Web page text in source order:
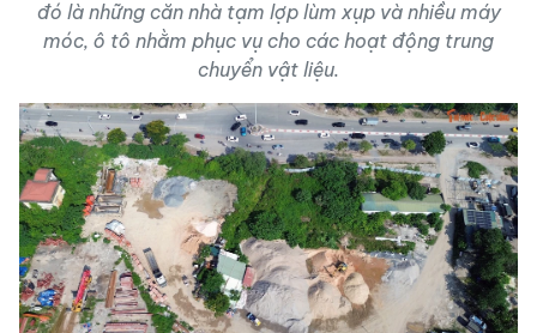
đó là những căn nhà tạm lợp lùm xụp và nhiều máy
móc, ô tô nhằm phục vụ cho các hoạt động trung
chuyển vật liệu.